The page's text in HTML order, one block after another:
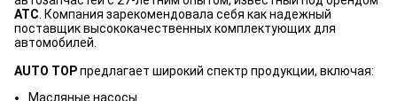
ATC . Компания зарекомендовала себя как надежный
поставщик высококачественных комплектующих для
автомобилей.
AUTO TOPпредлагает широкий спектр продукции, включая:
Масляные насосы